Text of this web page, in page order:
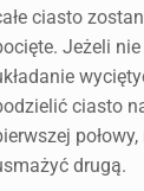
ciasto
Jeżeli
ciasto
drugą.